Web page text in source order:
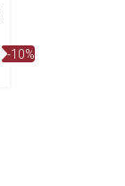
-10%